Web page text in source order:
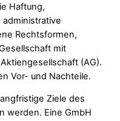
Haftung,
Rechtsformen,
mit
(AG).
Vor- und Nachteile.
Ziele des
werden. Eine GmbH